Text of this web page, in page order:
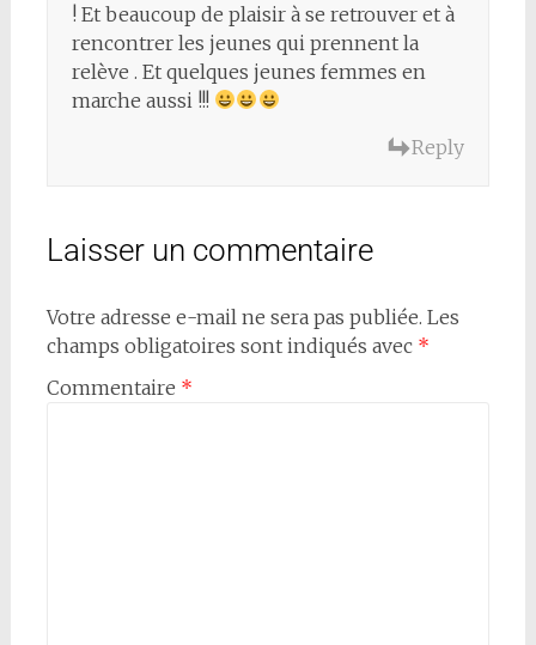
! Et beaucoup de plaisir à se retrouver et à
rencontrer les jeunes qui prennent la
relève . Et quelques jeunes femmes en
marche aussi !!!
Reply
Laisser un commentaire
Votre adresse e-mail ne sera pas publiée. Les
champs obligatoires sont indiqués avec *
Commentaire *